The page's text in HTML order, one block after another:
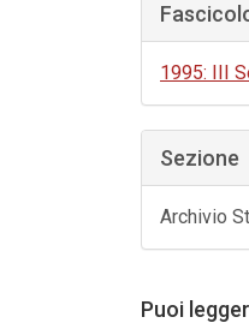
1995: III
Sezione
Archivio
Puoi